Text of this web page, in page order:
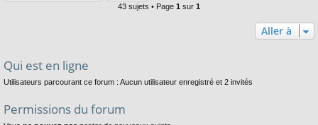
43 sujets • Page 1 sur 1
Aller à
Qui est en ligne
Utilisateurs parcourant ce forum : Aucun utilisateur enregistré et 2 invités
Permissions du forum